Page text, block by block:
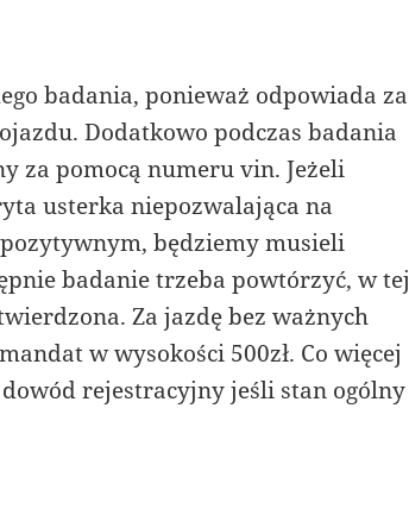
badania, ponieważ odpowiada za
Dodatkowo podczas badania
za pomocą numeru vin. Jeżeli
usterka niepozwalająca na
będziemy musieli
badanie trzeba powtórzyć, w tej
Za jazdę bez ważnych
w wysokości 500zł. Co więcej
rejestracyjny jeśli stan ogólny